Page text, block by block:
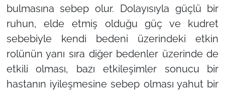
bulmasına sebep olur. Dolayısıyla güçlü bir
ruhun, elde etmiş olduğu güç ve kudret
sebebiyle kendi bedeni üzerindeki etkin
rolünün yanı sıra diğer bedenler üzerinde de
etkili olması, bazı etkileşimler sonucu bir
hastanın iyileşmesine sebep olması yahut bir